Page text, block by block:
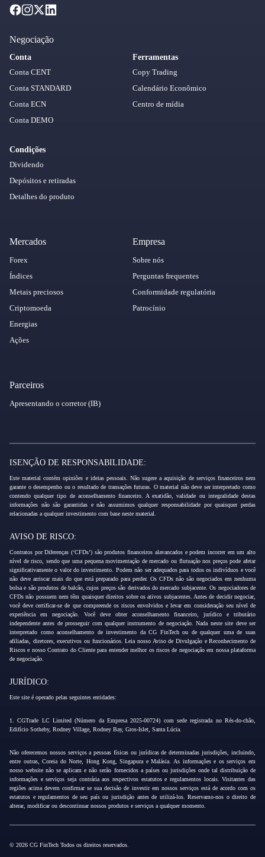
Negociação
Conta
Conta CENT
Conta STANDARD
Conta ECN
Conta DEMO
Condições
Dividendo
Depósitos e retiradas
Detalhes do produto
Ferramentas
Copy Trading
Calendário Econômico
Centro de mídia
Mercados
Forex
Índices
Metais preciosos
Criptomoeda
Energias
Ações
Empresa
Sobre nós
Perguntas frequentes
Conformidade regulatória
Patrocínio
Parceiros
Apresentando o corretor (IB)
ISENÇÃO DE RESPONSABILIDADE:
Este material contém opiniões e ideias pessoais. Não sugere a aquisição de serviços financeiros nem
garante o desempenho ou o resultado de transações futuras. O material não deve ser interpretado como
contendo qualquer tipo de aconselhamento financeiro. A exatidão, validade ou integralidade destas
informações não são garantidas e não assumimos qualquer responsabilidade por quaisquer perdas
relacionadas a qualquer investimento com base neste material.
AVISO DE RISCO:
Contratos por Diferenças (‘CFDs’) são produtos financeiros alavancados e podem incorrer em um alto
nível de risco, sendo que uma pequena movimentação de mercado ou flutuação nos preços pode afetar
significativamente o valor do investimento. Podem não ser adequados para todos os indivíduos e você
não deve arriscar mais do que está preparado para perder. Os CFDs não são negociados em nenhuma
bolsa e são produtos de balcão, cujos preços são derivados do mercado subjacente. Os negociadores de
CFDs não possuem nem têm quaisquer direitos sobre os ativos subjacentes. Antes de decidir negociar,
você deve certificar-se de que compreende os riscos envolvidos e levar em consideração seu nível de
experiência em negociação. Você deve obter aconselhamento financeiro, jurídico e tributário
independente antes de prosseguir com qualquer instrumento de negociação. Nada neste site deve ser
interpretado como aconselhamento de investimento da CG FinTech ou de qualquer uma de suas
afiliadas, diretores, executivos ou funcionários. Leia nosso Aviso de Divulgação e Reconhecimento de
Riscos e nosso Contrato do Cliente para entender melhor os riscos de negociação em nossa plataforma
de negociação.
JURÍDICO:
Este site é operado pelas seguintes entidades:
1. CGTrade LC Limited (Número da Empresa 2025-00724) com sede registrada no Rés-do-chão,
Edifício Sotheby, Rodney Village, Rodney Bay, Gros-Islet, Santa Lúcia.
Não oferecemos nossos serviços a pessoas físicas ou jurídicas de determinadas jurisdições, incluindo,
entre outras, Coreia do Norte, Hong Kong, Singapura e Malásia. As informações e os serviços em
nosso website não se aplicam e não serão fornecidos a países ou jurisdições onde tal distribuição de
informações e serviços seja contrária aos respectivos estatutos e regulamentos locais. Visitantes das
regiões acima devem confirmar se sua decisão de investir em nossos serviços está de acordo com os
estatutos e regulamentos de seu país ou jurisdição antes de utilizá-los. Reservamo-nos o direito de
alterar, modificar ou descontinuar nossos produtos e serviços a qualquer momento.
© 2026 CG FinTech Todos os direitos reservados.